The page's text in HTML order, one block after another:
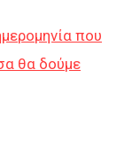
που
θα δούμε